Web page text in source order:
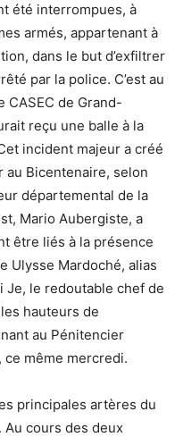
été interrompues, à
armés, appartenant à
dans le but d’exfiltrer
par la police. C’est au
CASEC de Grand-
reçu une balle à la
incident majeur a créé
au Bicentenaire, selon
départemental de la
Mario Aubergiste, a
être liés à la présence
Ulysse Mardoché, alias
Je, le redoutable chef de
hauteurs de
au Pénitencier
ce même mercredi.
principales artères du
cours des deux